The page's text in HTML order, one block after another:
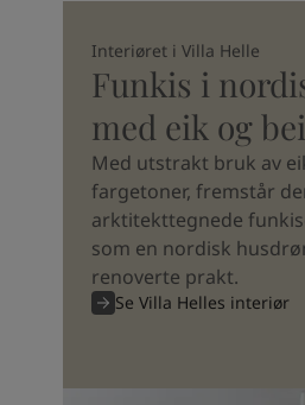
Funkis i
med eik og
Interiøret i Villa Helle
Med utstrakt bruk av
fargetoner, fremstår
arktitekttegnede
som en nordisk
renoverte prakt.
Se Villa Helles interiør